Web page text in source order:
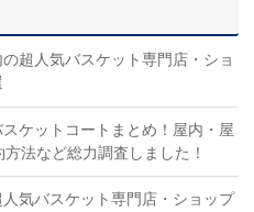
の超人気バスケット専門店・ショ
スケットコートまとめ！屋内・屋
法など総力調査しました！
人気バスケット専門店・ショップ